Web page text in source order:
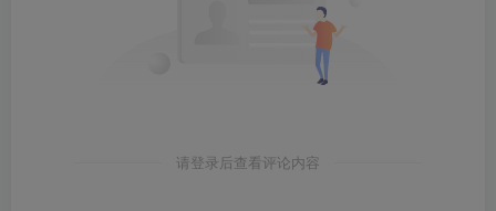
请登录后查看评论内容